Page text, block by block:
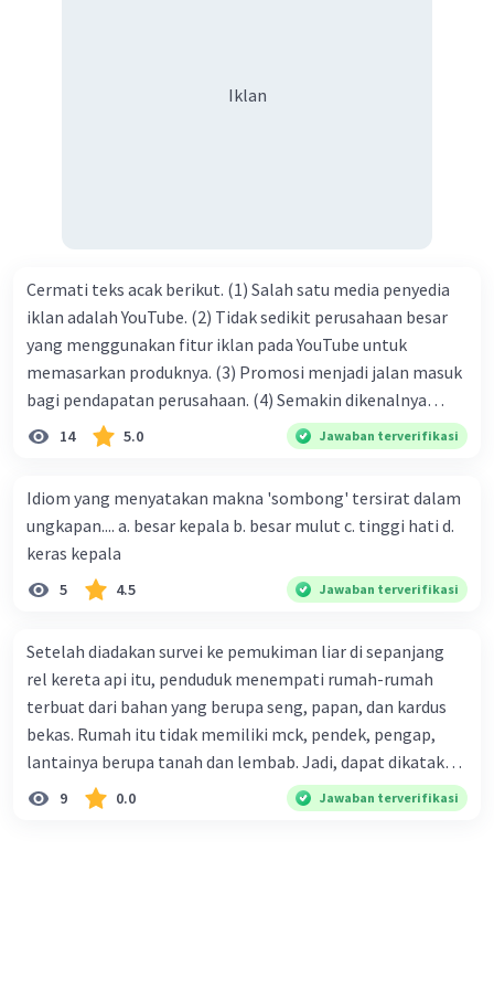
limpahan karuniaNya kita bisa berkumpul di sini. Kalimat
Iklan
Cermati teks acak berikut. (1) Salah satu media penyedia
iklan adalah YouTube. (2) Tidak sedikit perusahaan besar
yang menggunakan fitur iklan pada YouTube untuk
memasarkan produknya. (3) Promosi menjadi jalan masuk
bagi pendapatan perusahaan. (4) Semakin dikenalnya
suatu produk oleh konsumen, semakin besar pula peluang
perusahaan kepada konsumen. Urutan yang tepat agar
menjadi teks eksposisi yang padu adalah .... A. (1)-(2)-(3)-
(4)-(5) B. (2)-(1)-(3)-(4)-(5) C. (3)-(1)-(2)-(5)-(4) D. (3)-(5)-
(4)-(1)-(2) E. (5)-(1)-(3)-(4)-(2)
14 5.0 Jawaban terverifikasi
Idiom yang menyatakan makna 'sombong' tersirat dalam
ungkapan.... a. besar kepala b. besar mulut c. tinggi hati d.
keras kepala
5 4.5 Jawaban terverifikasi
Setelah diadakan survei ke pemukiman liar di sepanjang
rel kereta api itu, penduduk menempati rumah-rumah
terbuat dari bahan yang berupa seng, papan, dan kardus
bekas. Rumah itu tidak memiliki mck, pendek, pengap,
lantainya berupa tanah dan lembab. Jadi, dapat dikatakan
bahwa tempat tinggal mereka tidak layak huni dan tidak
9 0.0 Jawaban terverifikasi